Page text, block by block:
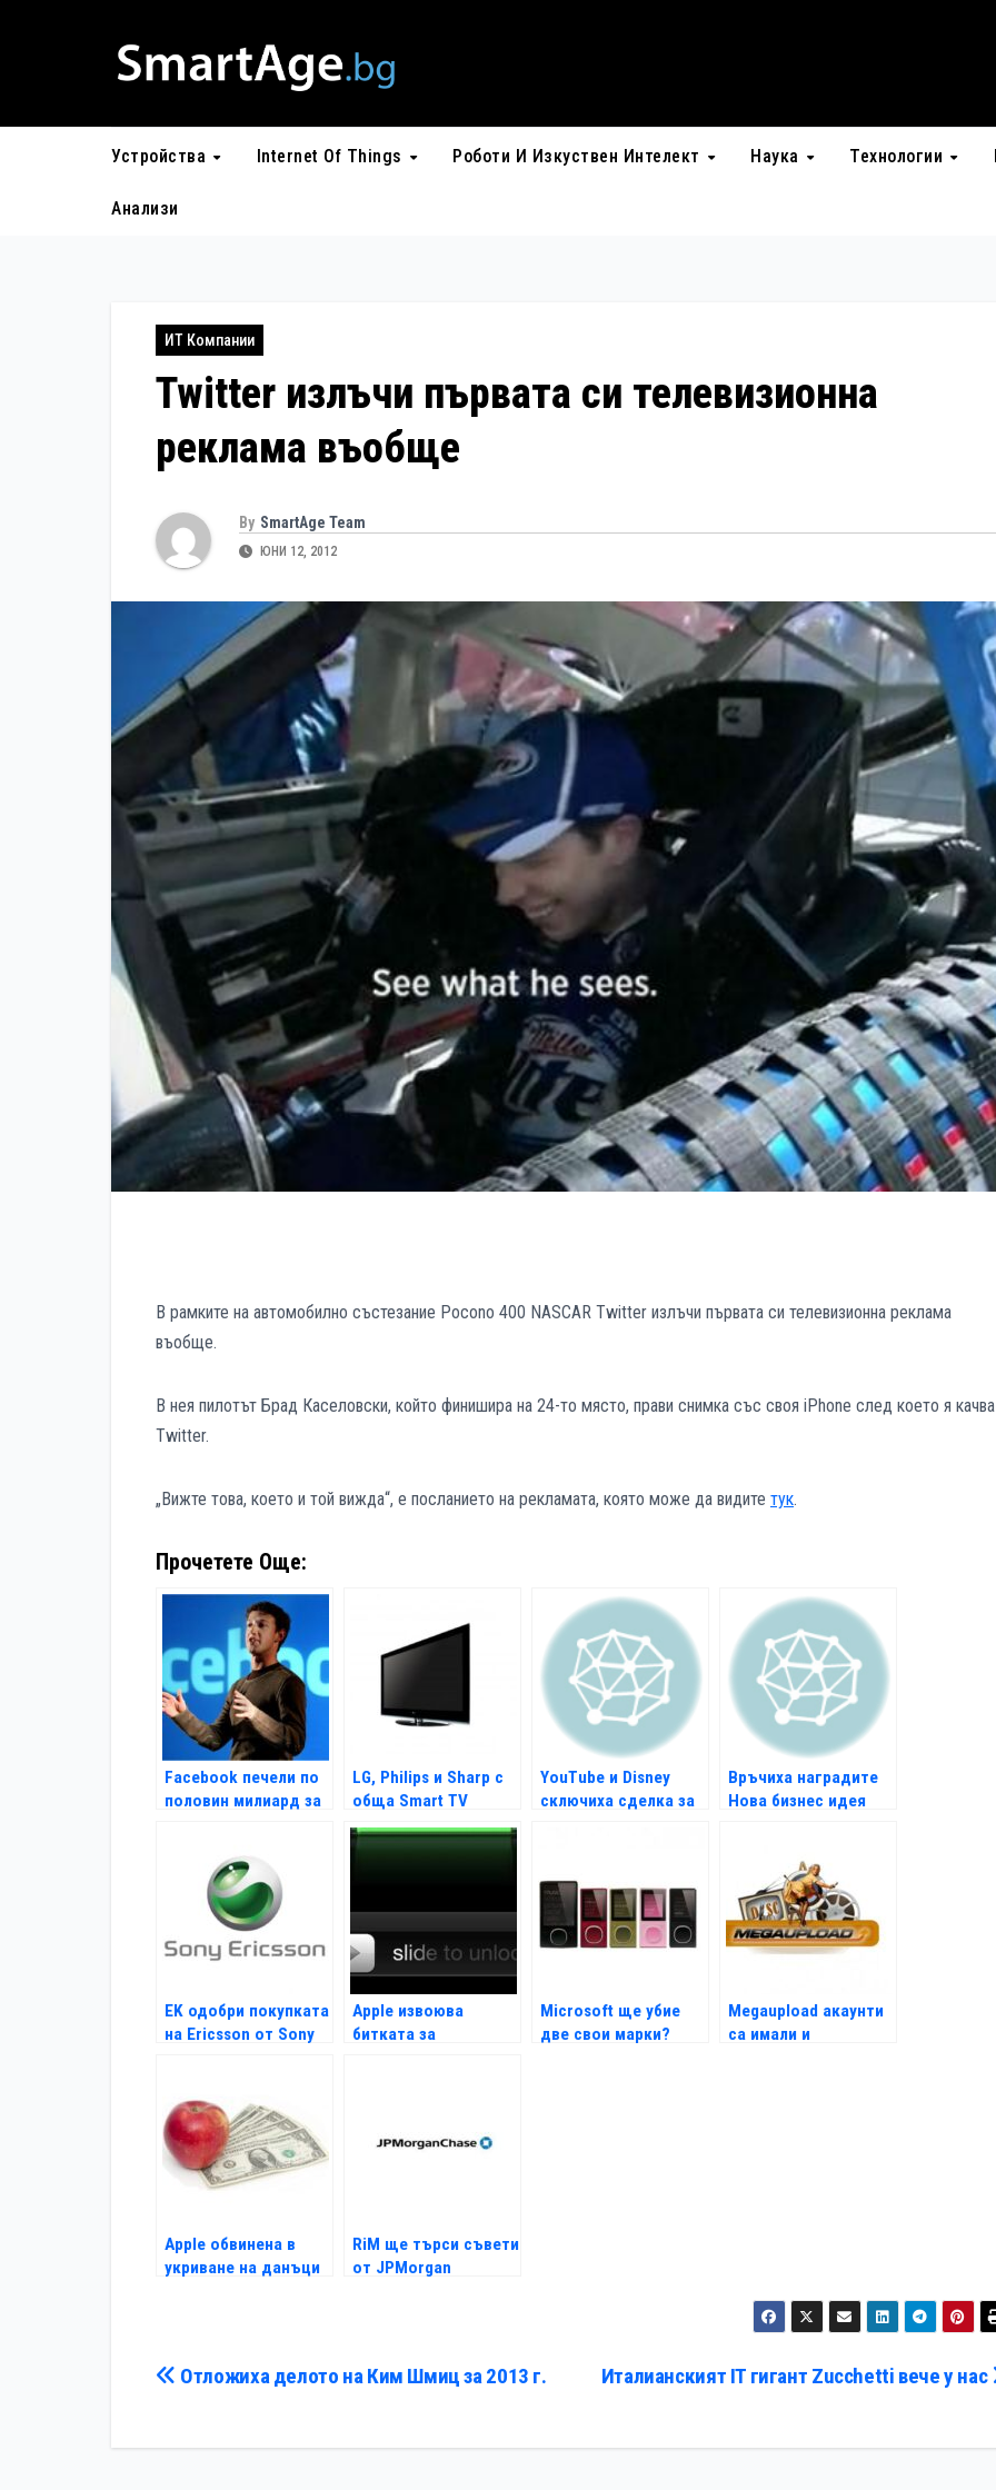
Устройства Internet Of Things Роботи И Изкуствен Интелект Наука Технологии
Анализи
ИТ Компании
Twitter излъчи първата си телевизионна
реклама въобще
By SmartAge Team
ЮНИ 12, 2012
В рамките на автомобилно състезание Pocono 400 NASCAR Twitter излъчи първата си телевизионна реклама
въобще.
В нея пилотът Брад Каселовски, който финишира на 24-то място, прави снимка със своя iPhone след което я
Twitter.
„Вижте това, което и той вижда“, е посланието на рекламата, която може да видите тук.
Прочетете Още:
Facebook печели по
половин милиард за
LG, Philips и Sharp с
обща Smart TV
платформа
YouTube и Disney
сключиха сделка за
Връчиха наградите
Нова бизнес идея
EK одобри покупката
на Ericsson от Sony
Apple извоюва
битката за
Microsoft ще убие
две свои марки?
Megaupload акаунти
са имали и
Apple обвинена в
укриване на данъци
RiM ще търси съвети
от JPMorgan
Навигация Италианският IT гигант Zucchetti вече у нас
Отложиха делото на Ким Шмиц за 2013 г.